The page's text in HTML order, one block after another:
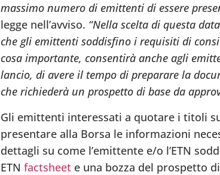
massimo numero di emittenti di essere
legge nell’avviso. “Nella scelta di questa
che gli emittenti soddisfino i requisiti di
cosa importante, consentirà anche agli
lancio, di avere il tempo di preparare la
che richiederà un prospetto di base da
Gli emittenti interessati a quotare i titoli
presentare alla Borsa le informazioni
dettagli su come l’emittente e/o l’ETN
ETN factsheete una bozza del prospetto